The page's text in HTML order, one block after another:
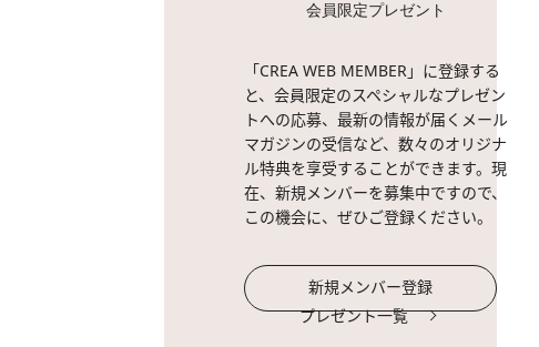
会員限定プレゼント
「CREA WEB MEMBER」に登録する
と、会員限定のスペシャルなプレゼン
トへの応募、最新の情報が届くメール
マガジンの受信など、数々のオリジナ
ル特典を享受することができます。現
在、新規メンバーを募集中ですので、
この機会に、ぜひご登録ください。
新規メンバー登録
プレゼント一覧